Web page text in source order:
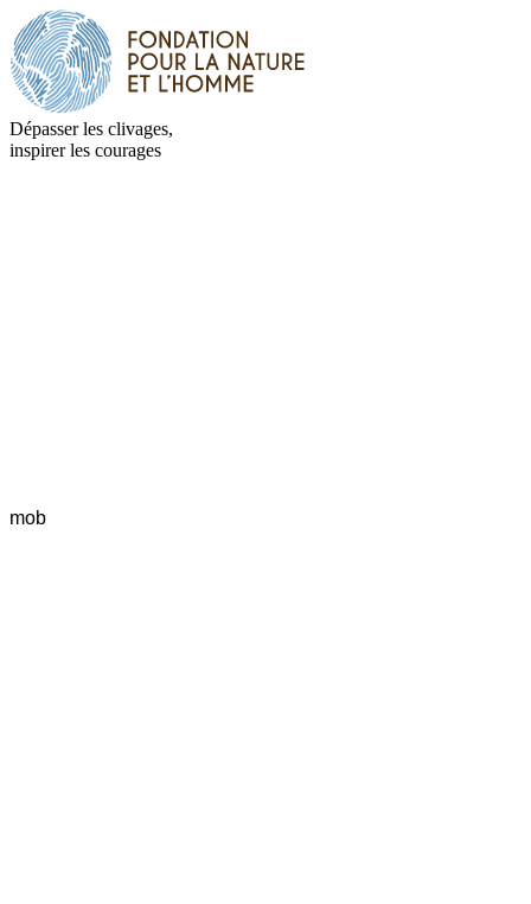
Dépasser les clivages,
inspirer les courages
mob